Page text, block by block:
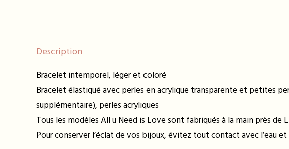
Description
Bracelet intemporel, léger et coloré
Bracelet élastiqué avec perles en acrylique transparente et petites
supplémentaire), perles acryliques
Tous les modèles All u Need is Love sont fabriqués à la main près de
Pour conserver l’éclat de vos bijoux, évitez tout contact avec l’eau